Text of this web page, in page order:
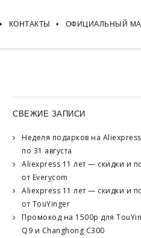
КОНТАКТЫ ОФИЦИАЛЬНЫЙ
СВЕЖИЕ ЗАПИСИ
Неделя подарков на
по 31 августа
Aliexpress 11 лет — скидки и
от Everycom
Aliexpress 11 лет — скидки и
от TouYinger
Промокод на 1500р для
Q9 и Changhong C300